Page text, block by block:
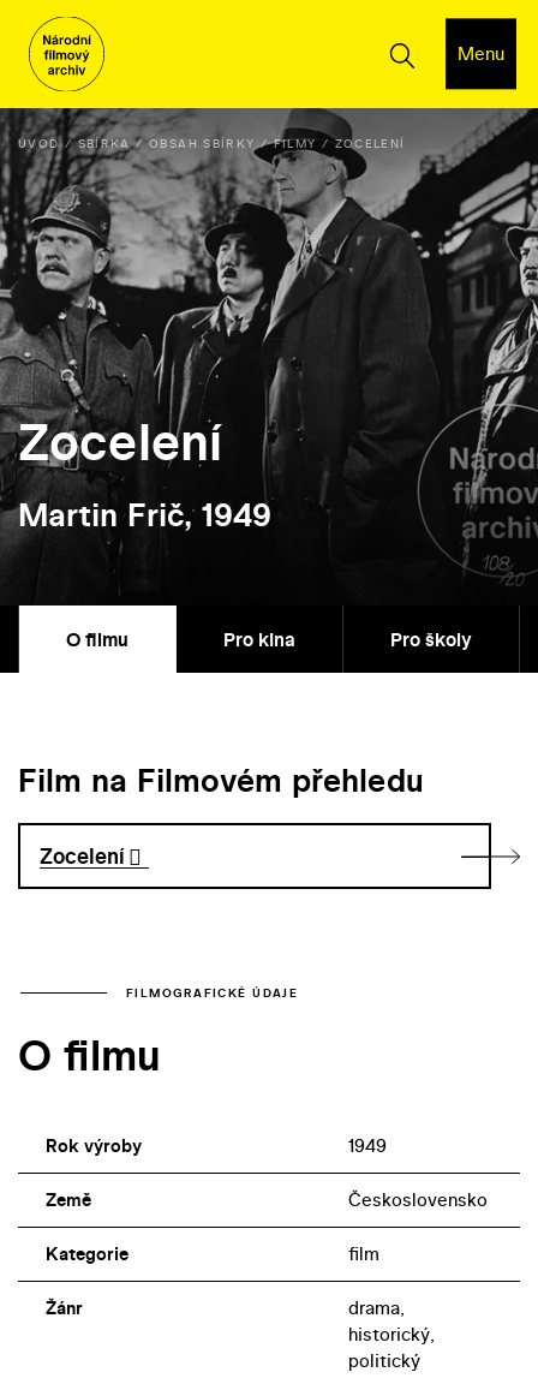
Menu
ÚVOD SBÍRKA OBSAH SBÍRKY FILMY ZOCELENÍ
Zocelení
Martin Frič, 1949
O filmu Pro kina Pro školy
Film na Filmovém přehledu
Zocelení
FILMOGRAFICKÉ ÚDAJE
O filmu
Rok výroby 1949
Země Československo
Kategorie film
Žánr
drama,
historický,
politický